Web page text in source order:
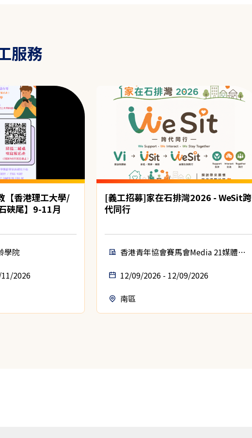
服務
【香港理工大學/
硤尾】9-11月
學院
2026
[義工招募]家在石排灣2026 - WeSit跨
代同行
香港青年協會賽馬會Media 21媒體空
12/09/2026 - 12/09/2026
南區